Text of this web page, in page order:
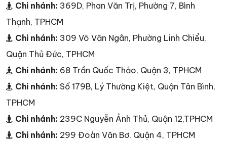
Chi nhánh: 369D, Phan Văn Trị, Phường 7, Bình
Thạnh, TPHCM
Chi nhánh: 309 Võ Văn Ngân, Phường Linh Chiểu,
Quận Thủ Đức, TPHCM
Chi nhánh: 68 Trần Quốc Thảo, Quận 3, TPHCM
Chi nhánh: Số 179B, Lý Thường Kiệt, Quận Tân Bình,
TPHCM
Chi nhánh: 239C Nguyễn Ảnh Thủ, Quận 12,TPHCM
Chi nhánh: 299 Đoàn Văn Bơ, Quận 4, TPHCM